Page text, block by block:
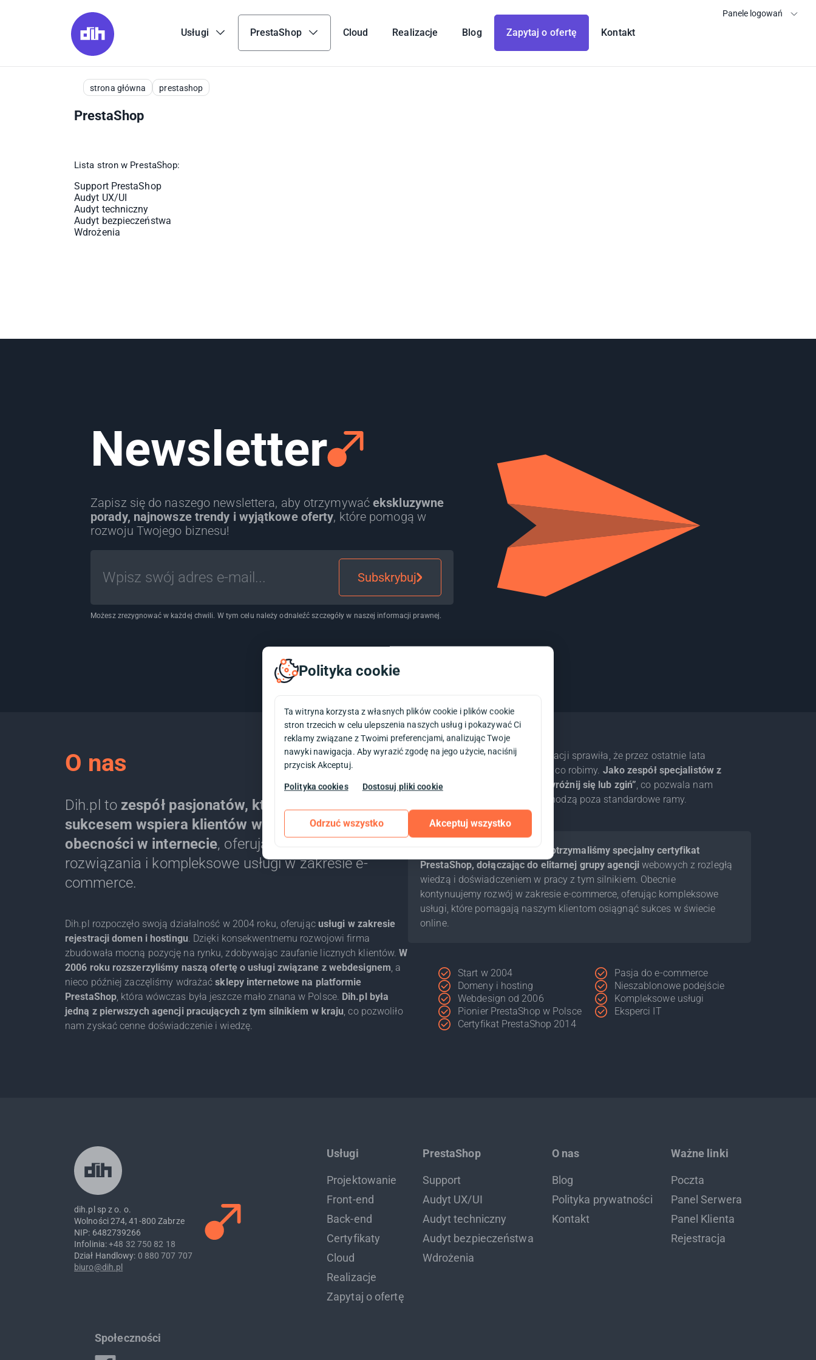
Usługi PrestaShop Cloud Realizacje Blog Zapytaj o ofertę Kontakt
Panele logowań
strona główna prestashop
PrestaShop
Lista stron w PrestaShop:
Support PrestaShop
Audyt UX/UI
Audyt techniczny
Audyt bezpieczeństwa
Wdrożenia
Newsletter
Zapisz się do naszego newslettera, aby otrzymywać ekskluzywne
porady, najnowsze trendy i wyjątkowe oferty, które pomogą w
rozwoju Twojego biznesu!
Subskrybuj
Możesz zrezygnować w każdej chwili. W tym celu należy odnaleźć szczegóły w naszej informacji prawnej.
O nas
Dih.pl to zespół pasjonatów, który od 2004 roku z
sukcesem wspiera klientów w budowaniu ich
obecności w internecie, oferując innowacyjne
rozwiązania i kompleksowe usługi w zakresie e-
commerce.
Dih.pl rozpoczęło swoją działalność w 2004 roku, oferując usługi w zakresie
rejestracji domen i hostingu. Dzięki konsekwentnemu rozwojowi firma
zbudowała mocną pozycję na rynku, zdobywając zaufanie licznych klientów.W
2006 roku rozszerzyliśmy naszą ofertę o usługi związane z webdesignem, a
nieco później zaczęliśmy wdrażaćsklepy internetowe na platformie
PrestaShop, która wówczas była jeszcze mało znana w Polsce. Dih.pl była
jedną z pierwszych agencji pracujących z tym silnikiem w kraju, co pozwoliło
nam zyskać cenne doświadczenie i wiedzę.
Nasza pasja do e-biznesu i innowacji sprawiła, że przez ostatnie lata
stawaliśmy się coraz lepsi w tym, co robimy. Jako zespół specjalistów z
branży IT działamy z hasłem „Wyróżnij się lub zgiń”, co pozwala nam
korzystać z rozwiązań, które wychodzą poza standardowe ramy.
W 2014 roku po raz pierwszy otrzymaliśmy specjalny certyfikat
PrestaShop, dołączając do elitarnej grupy agencjiwebowych z rozległą
wiedzą i doświadczeniem w pracy z tym silnikiem. Obecnie
kontynuujemy rozwój w zakresie e-commerce, oferując kompleksowe
usługi, które pomagają naszym klientom osiągnąć sukces w świecie
online.
Start w 2004
Pasja do e-commerce
Domeny i hosting
Nieszablonowe podejście
Webdesign od 2006
Kompleksowe usługi
Pionier PrestaShop w Polsce
Eksperci IT
Certyfikat PrestaShop 2014
dih.pl sp z o. o.
Wolności 274, 41-800 Zabrze
NIP: 6482739266
Infolinia:+48 32 750 82 18
Dział Handlowy: 0 880 707 707
biuro@dih.pl
Usługi
Projektowanie
Front-end
Back-end
Certyfikaty
Cloud
Realizacje
Zapytaj o ofertę
PrestaShop
Support
Audyt UX/UI
Audyt techniczny
Audyt bezpieczeństwa
Wdrożenia
O nas
Blog
Polityka prywatności
Kontakt
Ważne linki
Poczta
Panel Serwera
Panel Klienta
Rejestracja
Społeczności
Polityka cookie
Ta witryna korzysta z własnych plików cookie i plików cookie
stron trzecich w celu ulepszenia naszych usług i pokazywać Ci
reklamy związane z Twoimi preferencjami, analizując Twoje
nawyki nawigacja. Aby wyrazić zgodę na jego użycie, naciśnij
przycisk Akceptuj.
Polityka cookies Dostosuj pliki cookie
Odrzuć wszystko Akceptuj wszystko